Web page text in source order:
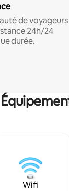
de voyageurs
24h/24
durée.
Wifi